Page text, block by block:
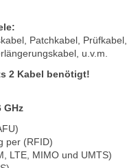
Patchkabel, Prüfkabel,
u.v.m.
2 Kabel benötigt!
GHz
per (RFID)
LTE, MIMO und UMTS)